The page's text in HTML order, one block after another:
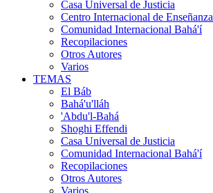
Casa Universal de Justicia
Centro Internacional de Enseñanza
Comunidad Internacional Bahá'í
Recopilaciones
Otros Autores
Varios
TEMAS
El Báb
Bahá'u'lláh
'Abdu'l-Bahá
Shoghi Effendi
Casa Universal de Justicia
Comunidad Internacional Bahá'í
Recopilaciones
Otros Autores
Varios